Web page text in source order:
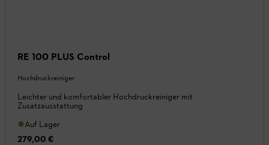
RE 100 PLUS Control
Hochdruckreiniger
Leichter und komfortabler Hochdruckreiniger mit
Zusatzausstattung
Auf Lager
279,00 €